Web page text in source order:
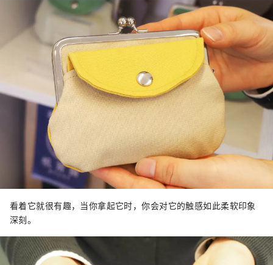
看着它就很有趣，当你拿起它时，你会对它的触感如此柔软印象
深刻。